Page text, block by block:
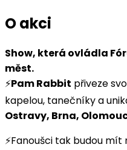
O akci
Show, která ovládla
měst.
⚡️Pam Rabbit přiveze
kapelou, tanečníky a
Ostravy, Brna,
⚡️Fanoušci tak budou